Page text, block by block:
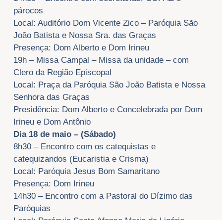
párocos
Local: Auditório Dom Vicente Zico – Paróquia São
João Batista e Nossa Sra. das Graças
Presença: Dom Alberto e Dom Irineu
19h – Missa Campal – Missa da unidade – com
Clero da Região Episcopal
Local: Praça da Paróquia São João Batista e Nossa
Senhora das Graças
Presidência: Dom Alberto e Concelebrada por Dom
Irineu e Dom Antônio
Dia 18 de maio – (Sábado)
8h30 – Encontro com os catequistas e
catequizandos (Eucaristia e Crisma)
Local: Paróquia Jesus Bom Samaritano
Presença: Dom Irineu
14h30 – Encontro com a Pastoral do Dízimo das
Paróquias